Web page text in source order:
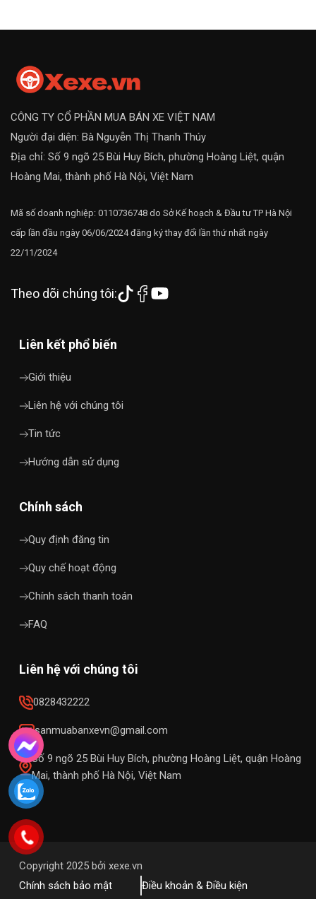
CÔNG TY CỔ PHẦN MUA BÁN XE VIỆT NAM
Người đại diện: Bà Nguyễn Thị Thanh Thúy
Địa chỉ: Số 9 ngõ 25 Bùi Huy Bích, phường Hoàng Liệt, quận
Hoàng Mai, thành phố Hà Nội, Việt Nam
Mã số doanh nghiệp: 0110736748 do Sở Kế hoạch & Đầu tư TP Hà Nội
cấp lần đầu ngày 06/06/2024 đăng ký thay đổi lần thứ nhất ngày
22/11/2024
Theo dõi chúng tôi:
Liên kết phổ biến
Giới thiệu
Liên hệ với chúng tôi
Tin tức
Hướng dẫn sử dụng
Chính sách
Quy định đăng tin
Quy chế hoạt động
Chính sách thanh toán
FAQ
Liên hệ với chúng tôi
0828432222
sanmuabanxevn@gmail.com
Số 9 ngõ 25 Bùi Huy Bích, phường Hoàng Liệt, quận Hoàng
Mai, thành phố Hà Nội, Việt Nam
Copyright 2025 bởi xexe.vn
Chính sách bảo mật
Điều khoản & Điều kiện